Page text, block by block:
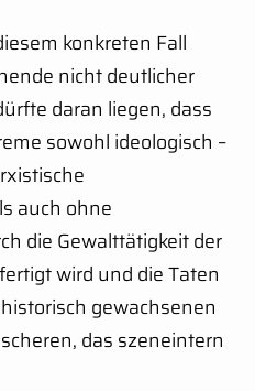
konkreten Fall
nicht deutlicher
daran liegen, dass
sowohl ideologisch –
auch ohne
die Gewalttätigkeit der
wird und die Taten
gewachsenen
das szeneintern